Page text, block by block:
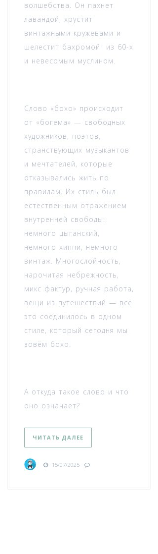
волшебства. Он пахнет
лавандой, хрустит
винтажными кружевами и
шелестит бахромой из 60-х
и невесомым муслином.
Слово «бохо» происходит
от «богема» — свободных
художников, поэтов,
странствующих музыкантов
и мечтателей, которые
отказывались жить по
правилам. Их стиль был
естественным отражением
внутренней свободы:
немного цыганский,
немного хиппи, немного
винтаж. Многослойность,
нарочитая небрежность,
микс фактур, ручная работа,
вещи из путешествий — всё
это соединилось в одном
стиле, который сегодня мы
зовём бохо.
А откуда такое слово и что
оно означает?
ЧИТАТЬ ДАЛЕЕ
15/07/2025